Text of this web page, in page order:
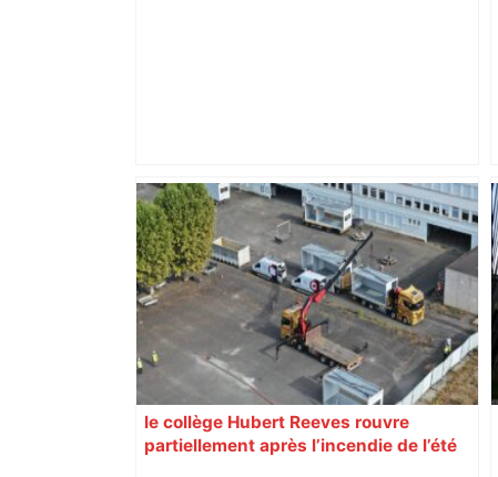
Bilan du marché du logement neuf :
une lueur d'espoir pour l'immobilier à
Toulouse ? – Actu.fr
le collège Hubert Reeves rouvre
partiellement après l’incendie de l’été